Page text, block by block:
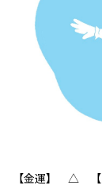
【金運】 △